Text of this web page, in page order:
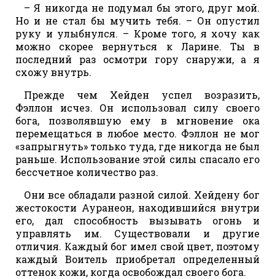
– Я никогда не подумал бы этого, друг мой.
Но и не стал бы мучить тебя. – Он опустил
руку и улыбнулся. – Кроме того, я хочу как
можно скорее вернуться к Ларине. Ты в
последний раз осмотри гору снаружи, а я
схожу внутрь.
Прежде чем Хейден успел возразить,
Фэллон исчез. Он использовал силу своего
бога, позволявшую ему в мгновение ока
перемещаться в любое место. Фэллон не мог
«запрыгнуть» только туда, где никогда не был
раньше. Использование этой силы спасало его
бессчетное количество раз.
Они все обладали разной силой. Хейдену бог
жестокости Ауранеон, находившийся внутри
его, дал способность вызывать огонь и
управлять им. Существовали и другие
отличия. Каждый бог имел свой цвет, поэтому
каждый Воитель приобретал определенный
оттенок кожи, когда освобождал своего бога.